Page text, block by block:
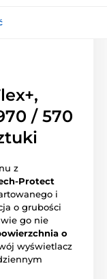
/ 570
z
Protect
i
o grubości
go nie
o
wyświetlacz